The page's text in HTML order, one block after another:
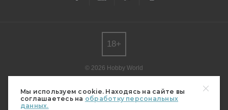
Мы используем cookie. Находясь на сайте вы
соглашаетесь на обработку персональных
данных.
© 2026 Hobby World
редакции.
Мнение авторов может не совпадать с мнением редакции.
18+